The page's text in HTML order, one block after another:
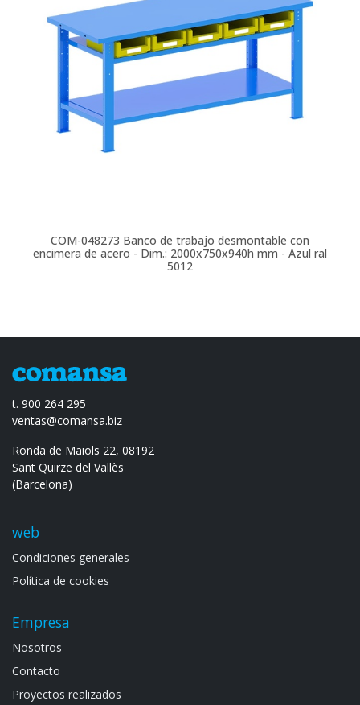
COM-048273 Banco de trabajo desmontable con
encimera de acero - Dim.: 2000x750x940h mm - Azul ral
5012
t. 900 264 295
ventas@comansa.biz
Ronda de Maiols 22, 08192
Sant Quirze del Vallès
(Barcelona)
web
Condiciones generales
Política de cookies
Empresa
Noso​tros
Contacto
Proyectos realizados